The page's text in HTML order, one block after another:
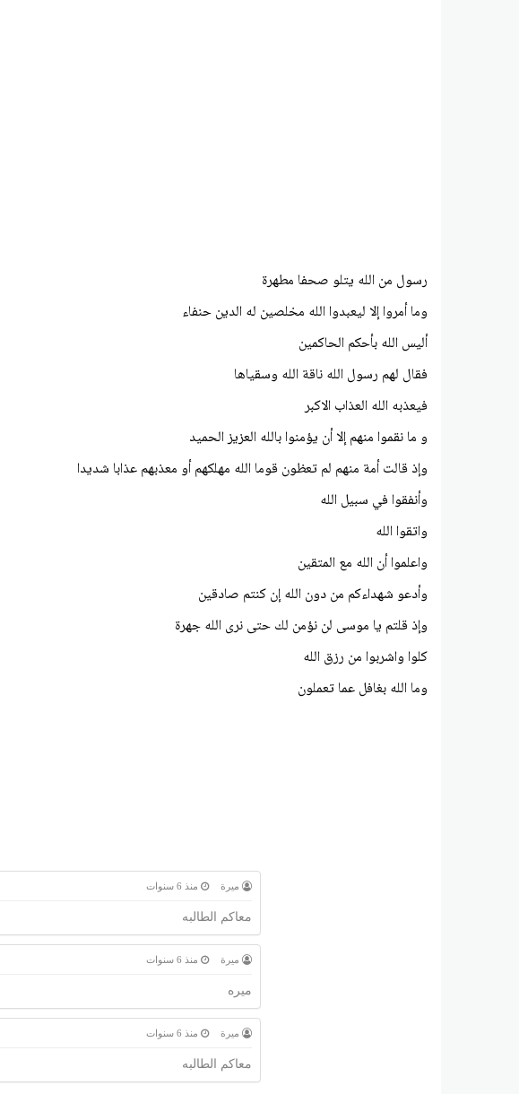
رسول من الله يتلو صحفا مطهرة
وما أمروا إلا ليعبدوا الله مخلصين له الدين حنفاء
أليس الله بأحكم الحاكمين
فقال لهم رسول الله ناقة الله وسقياها
فيعذبه الله العذاب الاكبر
و ما نقموا منهم إلا أن يؤمنوا بالله العزيز الحميد
وإذ قالت أمة منهم لم تعظون قوما الله مهلكهم أو معذبهم عذابا شديدا
وأنفقوا في سبيل الله
واتقوا الله
واعلموا أن الله مع المتقين
وأدعو شهداءكم من دون الله إن كنتم صادقين
وإذ قلتم يا موسى لن نؤمن لك حتى نرى الله جهرة
كلوا واشربوا من رزق الله
وما الله بغافل عما تعملون
ميرة منذ 6 سنوات
معاكم الطالبه
ميرة منذ 6 سنوات
ميره
ميرة منذ 6 سنوات
معاكم الطالبه